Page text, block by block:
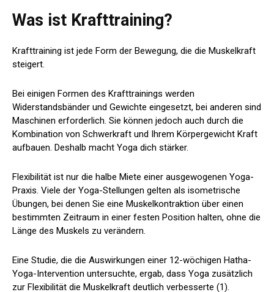
Was ist Krafttraining?
Krafttraining ist jede Form der Bewegung, die die Muskelkraft
steigert.
Bei einigen Formen des Krafttrainings werden
Widerstandsbänder und Gewichte eingesetzt, bei anderen sind
Maschinen erforderlich. Sie können jedoch auch durch die
Kombination von Schwerkraft und Ihrem Körpergewicht Kraft
aufbauen. Deshalb macht Yoga dich stärker.
Flexibilität ist nur die halbe Miete einer ausgewogenen Yoga-
Praxis. Viele der Yoga-Stellungen gelten als isometrische
Übungen, bei denen Sie eine Muskelkontraktion über einen
bestimmten Zeitraum in einer festen Position halten, ohne die
Länge des Muskels zu verändern.
Eine Studie, die die Auswirkungen einer 12-wöchigen Hatha-
Yoga-Intervention untersuchte, ergab, dass Yoga zusätzlich
zur Flexibilität die Muskelkraft deutlich verbesserte (1).